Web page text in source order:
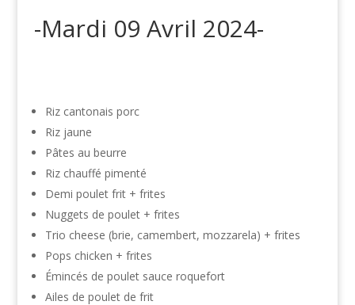
-Mardi 09 Avril 2024-
Riz cantonais porc
Riz jaune
Pâtes au beurre
Riz chauffé pimenté
Demi poulet frit + frites
Nuggets de poulet + frites
Trio cheese (brie, camembert, mozzarela) + frites
Pops chicken + frites
Émincés de poulet sauce roquefort
Ailes de poulet de frit